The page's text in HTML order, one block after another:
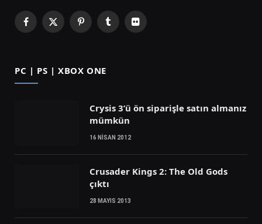
Facebook
X
PinterestTumblrFlickr
PC | PS | XBOX ONE
Crysis 3’ü ön siparişle satın almanız
mümkün
16 NISAN 2012
Crusader Kings 2: The Old Gods
çıktı
28 MAYIS 2013